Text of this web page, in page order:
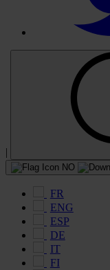
|
NO
FR
ENG
ESP
DE
IT
FI